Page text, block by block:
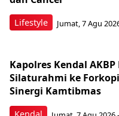
Lifestyle Jumat, 7 Agu
Kapolres Kendal AKBP
Silaturahmi ke
Sinergi Kamtibmas